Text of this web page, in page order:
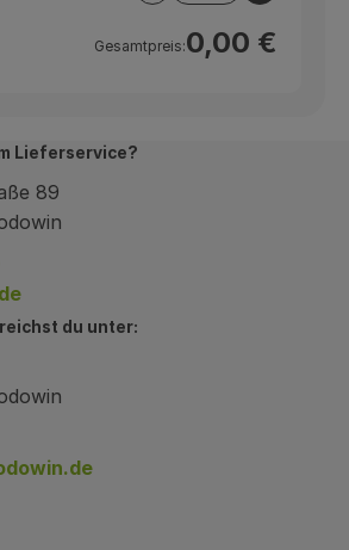
Gesamtpreis:0,00 €
Lieferservice?
89
du unter:
https://www.facebook.com/
zu https://www.tiktok.com/
Link zu https://